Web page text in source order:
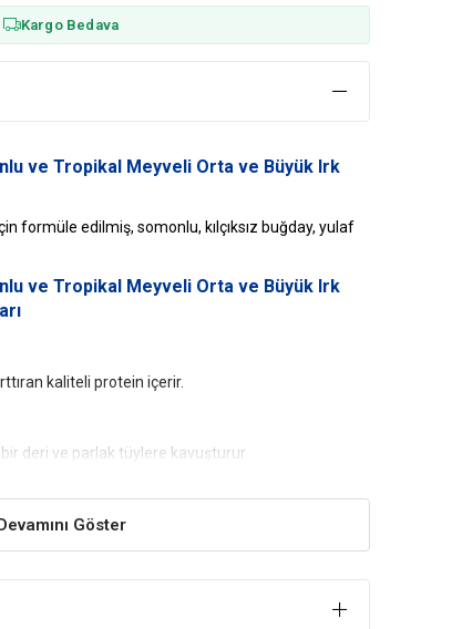
Kargo Bedava
ve Tropikal Meyveli Orta ve Büyük Irk
formüle edilmiş, somonlu, kılçıksız buğday, yulaf
ve Tropikal Meyveli Orta ve Büyük Irk
kaliteli protein içerir.
deri ve parlak tüylere kavuşturur.
sağlar.
ve Tropikal Meyveli Orta ve Büyük Irk
Göster